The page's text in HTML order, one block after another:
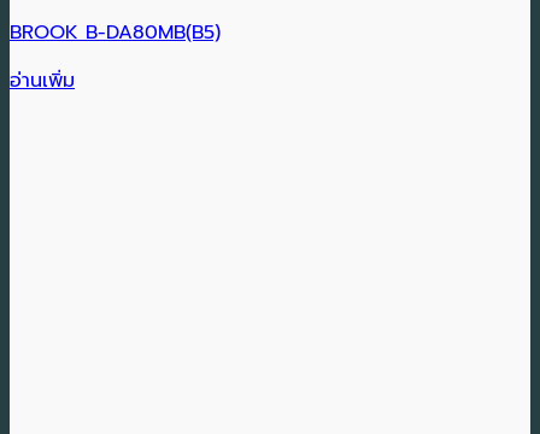
BROOK B-DA80MB(B5)
อ่านเพิ่ม